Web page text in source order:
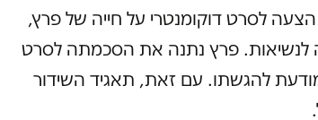
הצעה לסרט דוקומנטרי על חייה של פרץ,
לנשיאות. פרץ נתנה את הסכמתה לסרט
להגשתו. עם זאת, תאגיד השידור